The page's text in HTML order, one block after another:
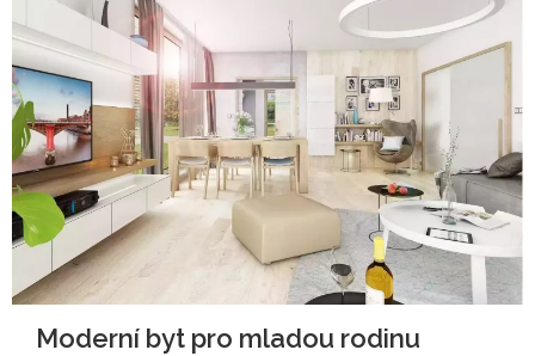
Moderní byt pro mladou rodinu